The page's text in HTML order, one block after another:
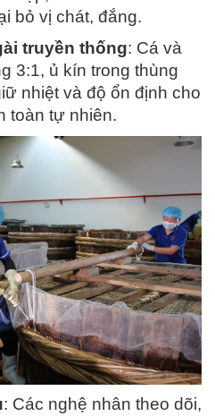
bỏ vị chát, đắng.
truyền thống: Cá và
3:1, ủ kín trong thùng
nhiệt và độ ổn định cho
toàn tự nhiên.
: Các nghệ nhân theo dõi,